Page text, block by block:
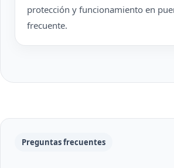
protección y funcionamiento en
frecuente.
Preguntas frecuentes